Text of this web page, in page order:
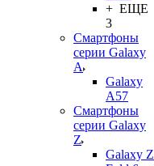
+ ЕЩЕ
3
Смартфоны
серии Galaxy
A
Galaxy
A57
Смартфоны
серии Galaxy
Z
Galaxy Z